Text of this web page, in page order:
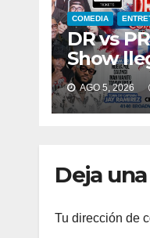
COMEDIA
DR vs
Show
United
15 de
AGO 5, 2026
Deja
Tu dirección de